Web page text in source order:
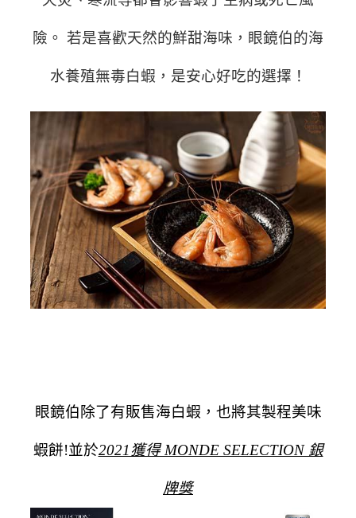
險。 若是喜歡天然的鮮甜海味，眼鏡伯的海
水養殖無毒白蝦，是安心好吃的選擇！
眼鏡伯除了有販售海白蝦，也將其製程美味
蝦餅!並於2021獲得 MONDE SELECTION 銀
牌獎